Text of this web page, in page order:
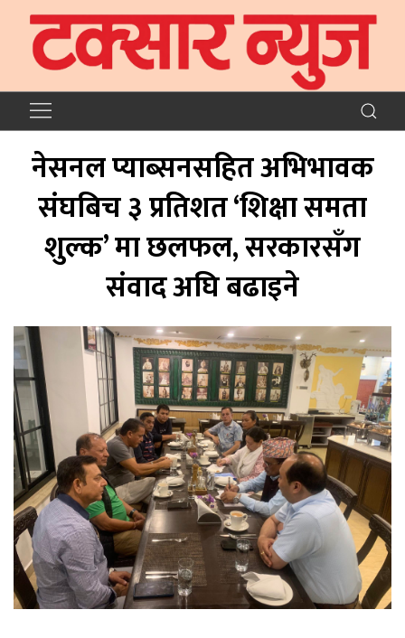
नेसनल प्याब्सनसहित अभिभावक
संघबिच ३ प्रतिशत ‘शिक्षा समता
शुल्क’ मा छलफल, सरकारसँग
संवाद अघि बढाइने